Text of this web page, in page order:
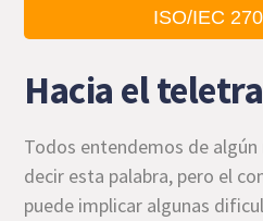
ISO/IEC
Hacia el
Todos entendemos de
decir esta palabra, pero el
puede implicar algunas